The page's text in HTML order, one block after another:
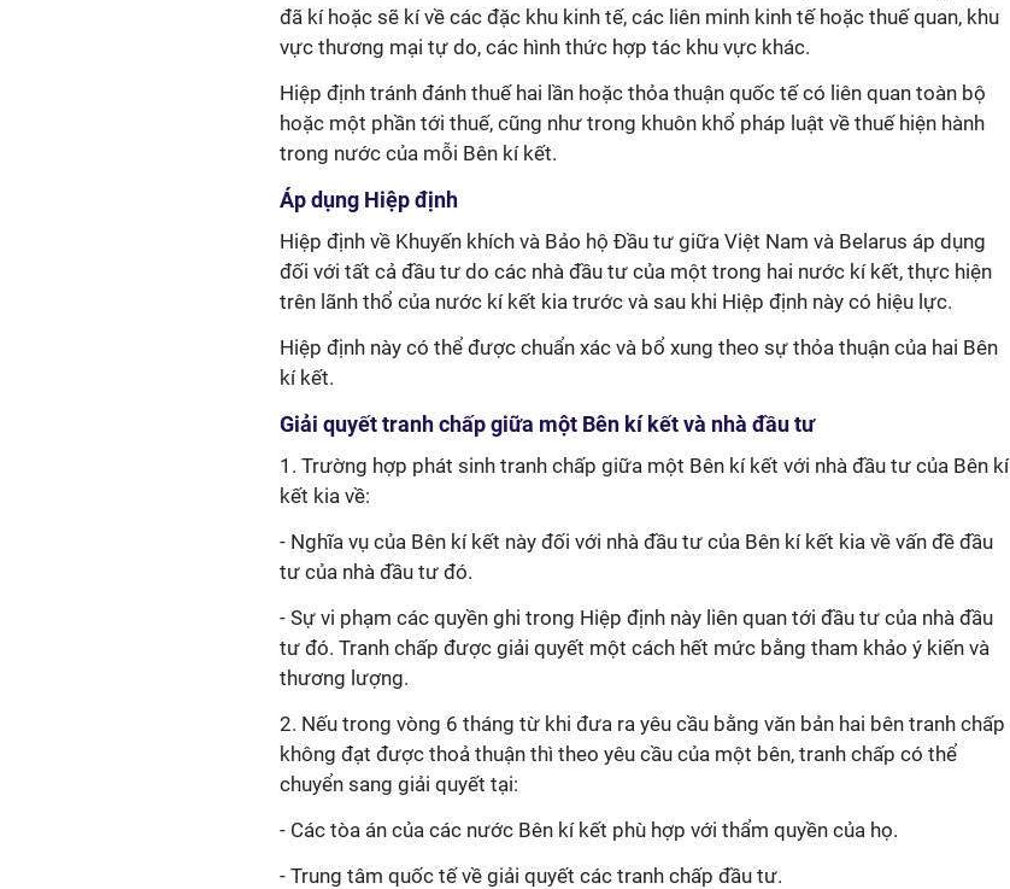
đã kí hoặc sẽ kí về các đặc khu kinh tế, các liên minh kinh tế hoặc thuế quan, khu
vực thương mại tự do, các hình thức hợp tác khu vực khác.
Hiệp định tránh đánh thuế hai lần hoặc thỏa thuận quốc tế có liên quan toàn bộ
hoặc một phần tới thuế, cũng như trong khuôn khổ pháp luật về thuế hiện hành
trong nước của mỗi Bên kí kết.
Áp dụng Hiệp định
Hiệp định về Khuyến khích và Bảo hộ Đầu tư giữa Việt Nam và Belarus áp dụng
đối với tất cả đầu tư do các nhà đầu tư của một trong hai nước kí kết, thực hiện
trên lãnh thổ của nước kí kết kia trước và sau khi Hiệp định này có hiệu lực.
Hiệp định này có thể được chuẩn xác và bổ xung theo sự thỏa thuận của hai Bên
kí kết.
Giải quyết tranh chấp giữa một Bên kí kết và nhà đầu tư
1. Trường hợp phát sinh tranh chấp giữa một Bên kí kết với nhà đầu tư của Bên kí
kết kia về:
- Nghĩa vụ của Bên kí kết này đối với nhà đầu tư của Bên kí kết kia về vấn đề đầu
tư của nhà đầu tư đó.
- Sự vi phạm các quyền ghi trong Hiệp định này liên quan tới đầu tư của nhà đầu
tư đó. Tranh chấp được giải quyết một cách hết mức bằng tham khảo ý kiến và
thương lượng.
2. Nếu trong vòng 6 tháng từ khi đưa ra yêu cầu bằng văn bản hai bên tranh chấp
không đạt được thoả thuận thì theo yêu cầu của một bên, tranh chấp có thể
chuyển sang giải quyết tại:
- Các tòa án của các nước Bên kí kết phù hợp với thẩm quyền của họ.
- Trung tâm quốc tế về giải quyết các tranh chấp đầu tư.